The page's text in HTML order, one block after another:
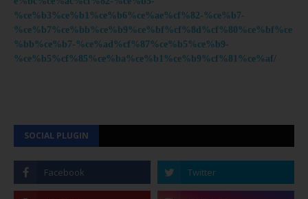
%ce%b3%ce%b1%ce%b6%ce%ae%cf%82-%ce%b7-
%ce%b7%ce%bb%ce%b9%ce%bf%cf%8d%cf%80%ce%bf%ce
%bb%ce%b7-%ce%ad%cf%87%ce%b5%ce%b9-
%ce%b5%cf%85%ce%ba%ce%b1%ce%b9%cf%81%ce%af/
SOCIAL PLUGIN